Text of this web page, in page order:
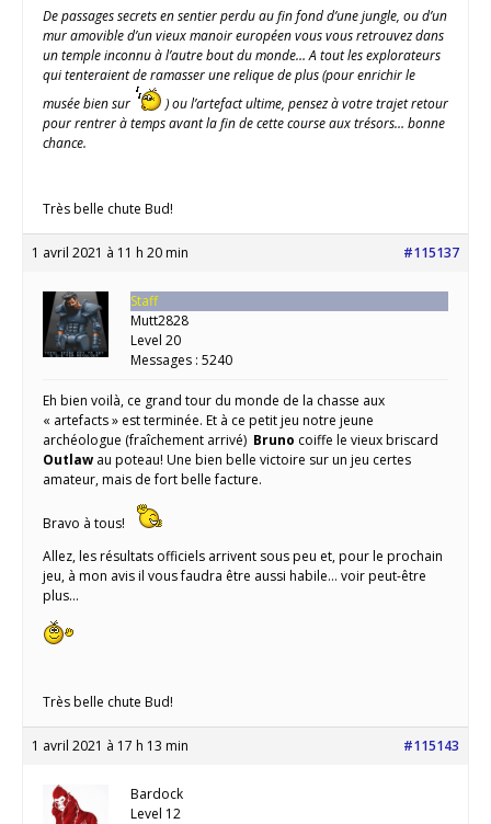
De passages secrets en sentier perdu au fin fond d’une jungle, ou d’un
mur amovible d’un vieux manoir européen vous vous retrouvez dans
un temple inconnu à l’autre bout du monde… A tout les explorateurs
qui tenteraient de ramasser une relique de plus (pour enrichir le
musée bien sur
) ou l’artefact ultime, pensez à votre trajet retour
pour rentrer à temps avant la fin de cette course aux trésors… bonne
chance.
Très belle chute Bud!
1 avril 2021 à 11 h 20 min #115137
Staff
Mutt2828
Level 20
Messages : 5240
Eh bien voilà, ce grand tour du monde de la chasse aux
« artefacts » est terminée. Et à ce petit jeu notre jeune
archéologue (fraîchement arrivé) Bruno coiffe le vieux briscard
Outlaw au poteau! Une bien belle victoire sur un jeu certes
amateur, mais de fort belle facture.
Bravo à tous!
Allez, les résultats officiels arrivent sous peu et, pour le prochain
jeu, à mon avis il vous faudra être aussi habile… voir peut-être
plus…
Très belle chute Bud!
1 avril 2021 à 17 h 13 min #115143
Bardock
Level 12